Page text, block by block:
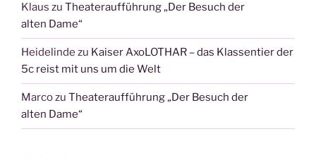
Klaus zu Theateraufführung „Der Besuch der
alten Dame“
Heidelinde zu Kaiser AxoLOTHAR – das Klassentier der
5c reist mit uns um die Welt
Marcozu Theateraufführung „Der Besuch der
alten Dame“